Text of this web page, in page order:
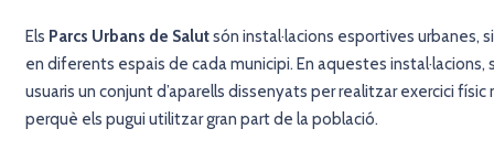
Els Parcs Urbans de Salutsón instal·lacions esportives urbanes,
en diferents espais de cada municipi. En aquestes instal·lacions,
usuaris un conjunt d’aparells dissenyats per realitzar exercici
perquè els pugui utilitzar gran part de la població.